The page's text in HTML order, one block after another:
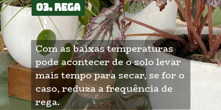
03. Rega
03. Rega
Com as baixas temperaturas
pode acontecer de o solo levar
mais tempo para secar, se for o
caso, reduza a frequência de
rega.